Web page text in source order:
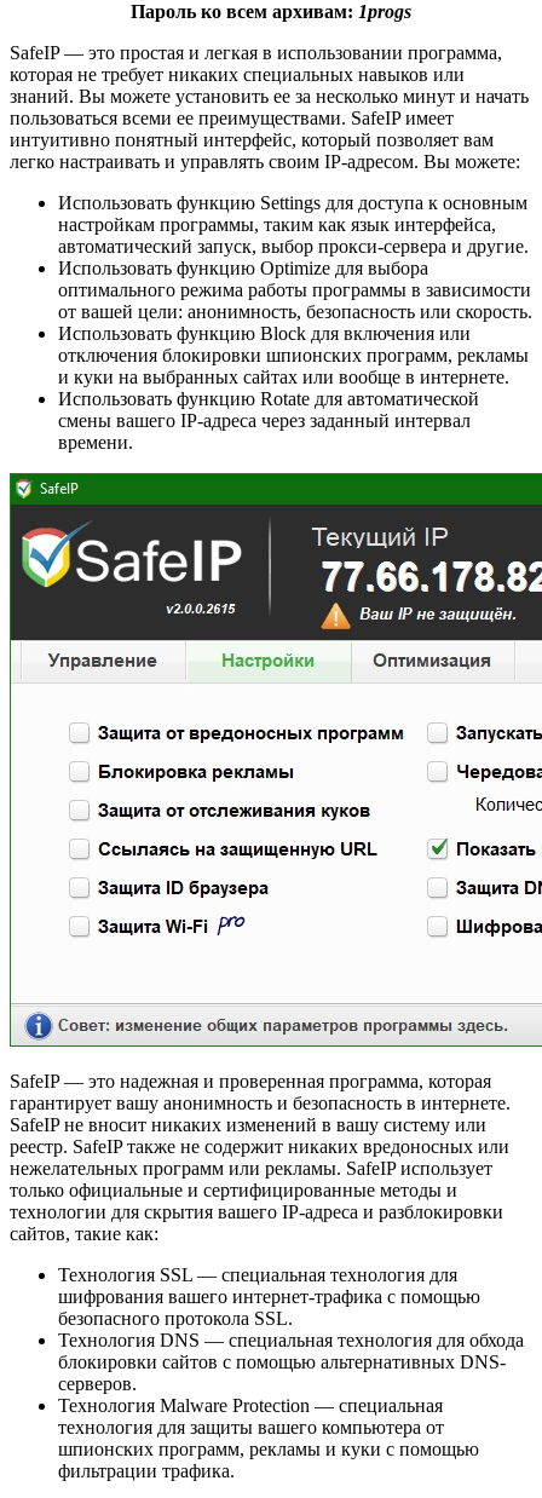
Пароль ко всем архивам: 1progs
SafeIP — это простая и легкая в использовании программа,
которая не требует никаких специальных навыков или
знаний. Вы можете установить ее за несколько минут и начать
пользоваться всеми ее преимуществами. SafeIP имеет
интуитивно понятный интерфейс, который позволяет вам
легко настраивать и управлять своим IP-адресом. Вы можете:
Использовать функцию Settings для доступа к основным
настройкам программы, таким как язык интерфейса,
автоматический запуск, выбор прокси-сервера и другие.
Использовать функцию Optimize для выбора
оптимального режима работы программы в зависимости
от вашей цели: анонимность, безопасность или скорость.
Использовать функцию Block для включения или
отключения блокировки шпионских программ, рекламы
и куки на выбранных сайтах или вообще в интернете.
Использовать функцию Rotate для автоматической
смены вашего IP-адреса через заданный интервал
времени.
SafeIP — это надежная и проверенная программа, которая
гарантирует вашу анонимность и безопасность в интернете.
SafeIP не вносит никаких изменений в вашу систему или
реестр. SafeIP также не содержит никаких вредоносных или
нежелательных программ или рекламы. SafeIP использует
только официальные и сертифицированные методы и
технологии для скрытия вашего IP-адреса и разблокировки
сайтов, такие как:
Технология SSL — специальная технология для
шифрования вашего интернет-трафика с помощью
безопасного протокола SSL.
Технология DNS — специальная технология для обхода
блокировки сайтов с помощью альтернативных DNS-
серверов.
Технология Malware Protection — специальная
технология для защиты вашего компьютера от
шпионских программ, рекламы и куки с помощью
фильтрации трафика.